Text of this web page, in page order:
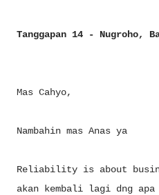
Tanggapan 14 - Nugroho,
Mas Cahyo,
Nambahin mas Anas ya
Reliability is about
akan kembali lagi dng